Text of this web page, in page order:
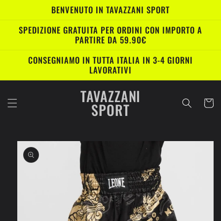
direttamenteBENVENUTO IN TAVAZZANI SPORT
SPEDIZIONE GRATUITA PER ORDINI CON IMPORTO A
PARTIRE DA 59.90€
CONSEGNIAMO IN TUTTA ITALIA IN 3-4 GIORNI
LAVORATIVI
TAVAZZANI
SPORT Carrello
Passa alle
informazioni
sul prodotto